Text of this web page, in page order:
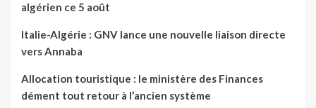
algérien ce 5 août
Italie-Algérie : GNV lance une nouvelle liaison directe
vers Annaba
Allocation touristique : le ministère des Finances
dément tout retour à l’ancien système